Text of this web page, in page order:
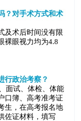
？对手术方式和术
及术后时间没有限
裸眼视力均为4.8
行政治考察？
面试、体检、体能
口簿、高考准考证
生，在高考报名地
佐证材料，填写